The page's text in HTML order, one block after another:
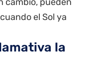
el Sol ya
la